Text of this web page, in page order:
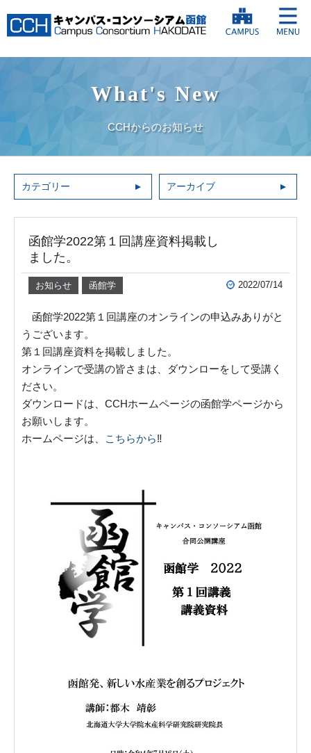
What's New
CCHからのお知らせ
カテゴリー アーカイブ
函館学2022第１回講座資料掲載し
ました。
お知らせ 函館学 2022/07/14
函館学2022第１回講座のオンラインの申込みありがと
うございます。
第１回講座資料を掲載しました。
オンラインで受講の皆さまは、ダウンローをして受講く
ださい。
ダウンロードは、CCHホームページの函館学ページから
お願いします。
ホームページは、
こちらから‼